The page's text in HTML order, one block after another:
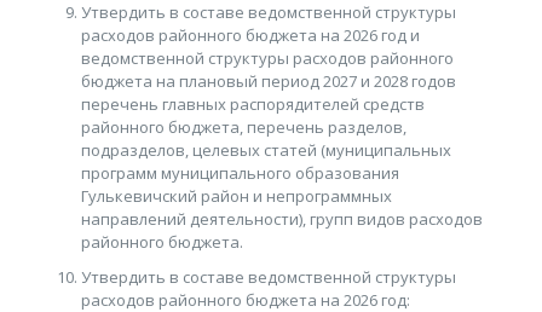
Утвердить в составе ведомственной структуры
расходов районного бюджета на 2026 год и
ведомственной структуры расходов районного
бюджета на плановый период 2027 и 2028 годов
перечень главных распорядителей средств
районного бюджета, перечень разделов,
подразделов, целевых статей (муниципальных
программ муниципального образования
Гулькевичский район и непрограммных
направлений деятельности), групп видов расходов
районного бюджета.
Утвердить в составе ведомственной структуры
расходов районного бюджета на 2026 год: